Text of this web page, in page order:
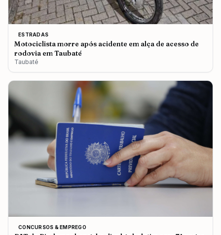
ESTRADAS
Motociclista morre após acidente em alça de acesso de
rodovia em Taubaté
Taubaté
CONCURSOS & EMPREGO